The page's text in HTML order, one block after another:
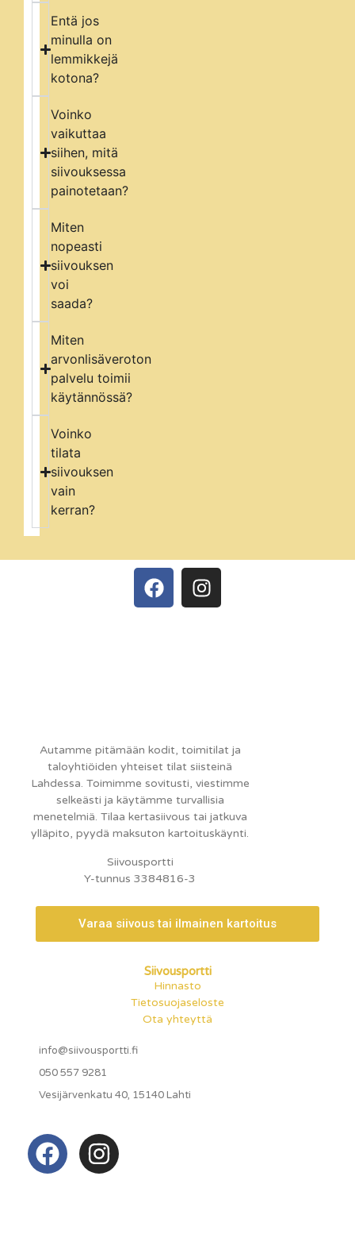
Entä jos
minulla on
lemmikkejä
kotona?
Voinko
vaikuttaa
siihen, mitä
siivouksessa
painotetaan?
Miten
nopeasti
siivouksen
voi
saada?
Miten
arvonlisäveroton
palvelu toimii
käytännössä?
Voinko
tilata
siivouksen
vain
kerran?
Autamme pitämään kodit, toimitilat ja
taloyhtiöiden yhteiset tilat siisteinä
Lahdessa. Toimimme sovitusti, viestimme
selkeästi ja käytämme turvallisia
menetelmiä. Tilaa kertasiivous tai jatkuva
ylläpito, pyydä maksuton kartoituskäynti.
Siivousportti
Y-tunnus 3384816-3
Varaa siivous tai ilmainen kartoitus
Siivousportti
Hinnasto
Tietosuojaseloste
Ota yhteyttä
info@siivousportti.fi
050 557 9281
Vesijärvenkatu 40, 15140 Lahti